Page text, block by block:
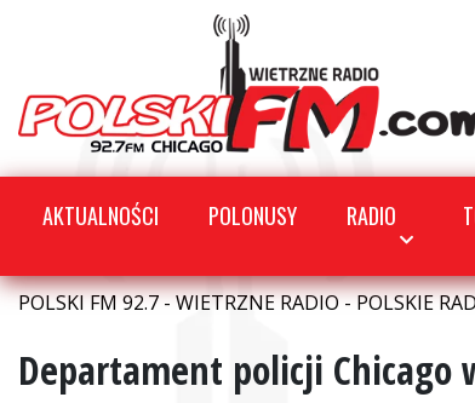
AKTUALNOŚCI POLONUSY RADIO
POLSKI FM 92.7 - WIETRZNE RADIO - POLSKIE
Departament policji Chicago